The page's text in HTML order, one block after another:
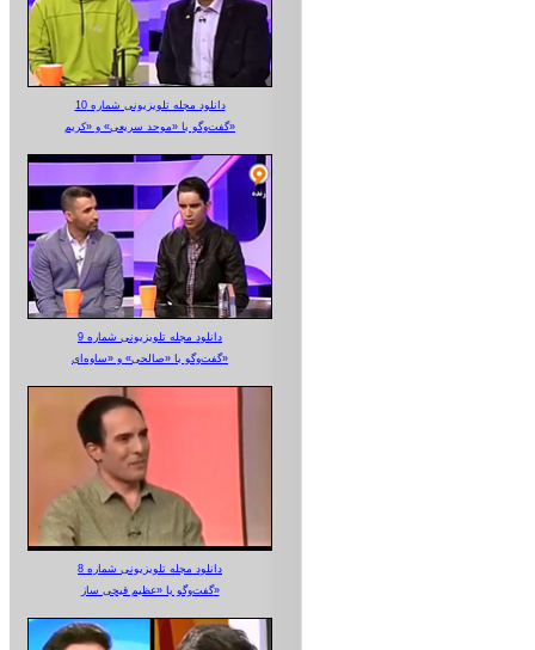
دانلود مجله تلویزیونی شماره 10
گفت‌وگو با «موحد سریعی» و «کریم»
دانلود مجله تلویزیونی شماره 9
گفت‌وگو با «صالحی» و «ساوه‌ای»
دانلود مجله تلویزیونی شماره 8
گفت‌وگو با «عظیم قیچی ساز»